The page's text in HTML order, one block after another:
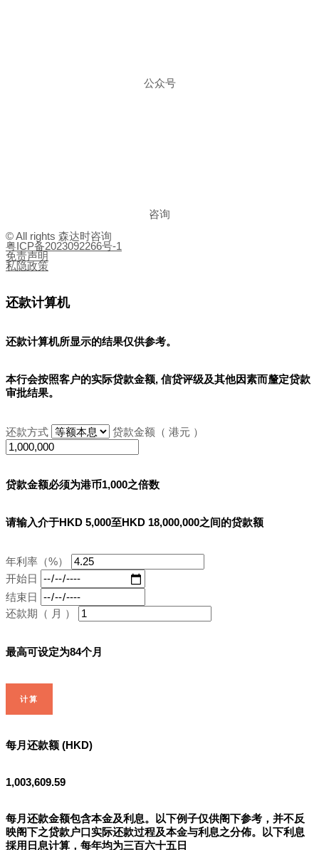
公众号
咨询
© All rights 森达时咨询
粤ICP备2023092266号-1
免责声明
私隐政策
还款计算机
还款计算机所显示的结果仅供参考。
本行会按照客户的实际贷款金额, 信贷评级及其他因素而釐定贷款
审批结果。
还款方式 贷款金额（ 港元 ）
贷款金额必须为港币1,000之倍数
请输入介于HKD 5,000至HKD 18,000,000之间的贷款额
年利率（%）
开始日
结束日
还款期（ 月 ）
最高可设定为84个月
计算
每月还款额 (HKD)
1,003,609.59
每月还款金额包含本金及利息。以下例子仅供阁下参考，并不反
映阁下之贷款户口实际还款过程及本金与利息之分佈。以下利息
採用日息计算，每年均为三百六十五日